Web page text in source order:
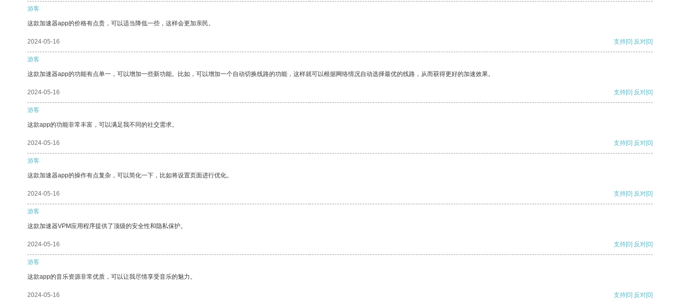
游客
这款加速器app的价格有点贵，可以适当降低一些，这样会更加亲民。
2024-05-16 支持[0] 反对[0]
游客
这款加速器app的功能有点单一，可以增加一些新功能。比如，可以增加一个自动切换线路的功能，这样就可以根据网络情况自动选择最优的线路，从而获得更好的加速效果。
2024-05-16 支持[0] 反对[0]
游客
这款app的功能非常丰富，可以满足我不同的社交需求。
2024-05-16 支持[0] 反对[0]
游客
这款加速器app的操作有点复杂，可以简化一下，比如将设置页面进行优化。
2024-05-16 支持[0] 反对[0]
游客
这款加速器VPM应用程序提供了顶级的安全性和隐私保护。
2024-05-16 支持[0] 反对[0]
游客
这款app的音乐资源非常优质，可以让我尽情享受音乐的魅力。
2024-05-16 支持[0] 反对[0]